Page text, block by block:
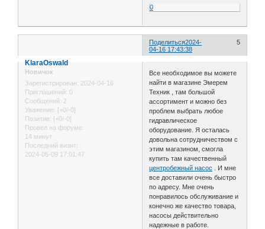
0
Поделиться 5
2024-
04-16 17:43:38
KlaraOswald
Новичок
Зарегистрирован: 2024-04-16
Приглашений: 0
Сообщений: 2
Уважение: [+0/-0]
Позитив: [+0/-0]
Провел на форуме:
14 минут
Последний визит:
2024-05-09 17:01:47
Все необходимое вы можете
найти в магазине Эмерем
Техник , там большой
ассортимент и можно без
проблем выбрать любое
гидравлическое
оборудование. Я осталась
довольна сотрудничеством с
этим магазином, смогла
купить там качественный
центробежный насос . И мне
все доставили очень быстро
по адресу. Мне очень
понравилось обслуживание и
конечно же качество товара,
насосы действительно
надежные в работе.